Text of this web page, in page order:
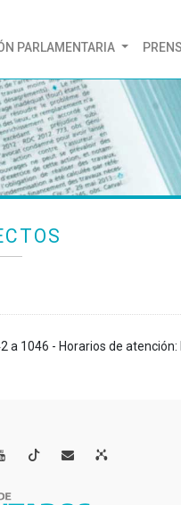
PARLAMENTARIA
a 1046 - Horarios de atención:
 